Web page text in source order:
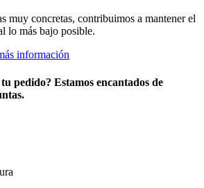
muy concretas, contribuimos a mantener el
lo más bajo posible.
información
pedido? Estamos encantados de